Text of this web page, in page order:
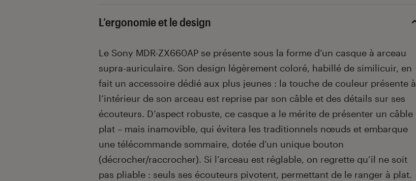
L’ergonomie et le design
Le Sony MDR-ZX660AP se présente sous la forme d’un casque à arceau
supra-auriculaire. Son design légèrement coloré, habillé de similicuir, en
fait un accessoire dédié aux plus jeunes : la touche de couleur présente à
l’intérieur de son arceau est reprise par son câble et des détails sur ses
écouteurs. D’aspect robuste, ce casque a le mérite de présenter un câble
plat – mais inamovible, qui évitera les traditionnels nœuds et embarque
une télécommande sommaire, dotée d’un unique bouton
(décrocher/raccrocher). Si l’arceau est réglable, on regrette qu’il ne soit
pas pliable : seuls ses écouteurs pivotent, permettant de le ranger à plat.